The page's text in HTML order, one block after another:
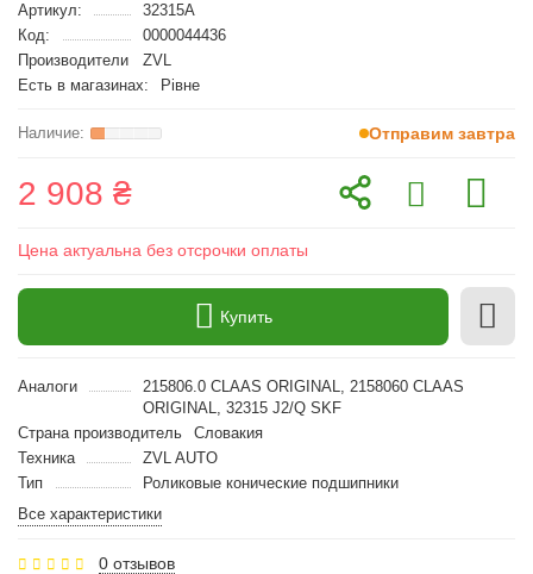
Артикул:
32315A
Код:
0000044436
Производители
ZVL
Есть в магазинах:
Рівне
Отправим завтра
2 908 ₴
Цена актуальна без отсрочки оплаты
Купить
Аналоги
215806.0 CLAAS ORIGINAL, 2158060 CLAAS
ORIGINAL, 32315 J2/Q SKF
Страна производитель
Словакия
Техника
ZVL AUTO
Тип
Роликовые конические подшипники
Все характеристики
0 отзывов